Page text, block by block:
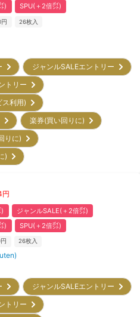
)
SPU(＋2倍㌽)
26枚入
ジャンルSALEエントリー
トリー
ス利用)
)
楽券(買い回りに)
りに)
に)
円
ジャンルSALE(＋2倍㌽)
)
SPU(＋2倍㌽)
26枚入
ジャンルSALEエントリー
トリー